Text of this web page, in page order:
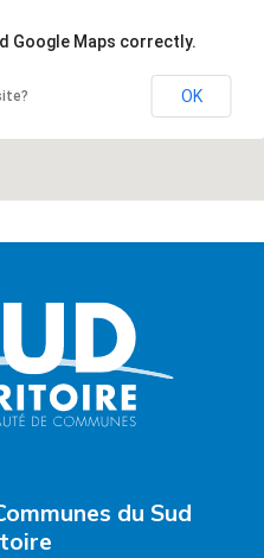
Google Maps correctly.
OK
du Sud